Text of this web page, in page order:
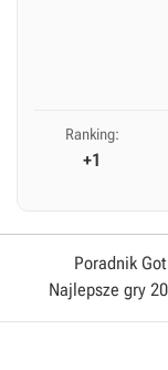
Ranking:
+1
Poradnik
Najlepsze gry